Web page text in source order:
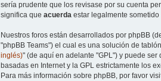
sería prudente que los revisase por su cuenta
significa que acuerdaestar legalmente sometido
Nuestros foros están desarrollados por phpBB
"phpBB Teams") el cual es una solución de
inglés)" (de aquí en adelante "GPL") y puede
basadas en Internet y la GPL estrictamente los
Para más información sobre phpBB, por favor